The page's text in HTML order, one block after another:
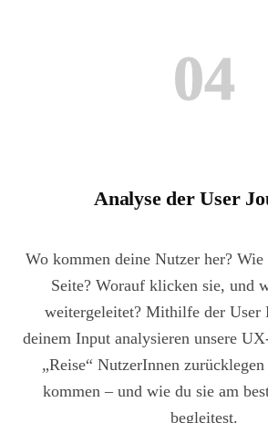
04
Analyse der User
Wo kommen deine Nutzer her?
Seite? Worauf klicken sie, und
weitergeleitet? Mithilfe der User
deinem Input analysieren unsere
„Reise“ NutzerInnen
kommen – und wie du sie am
begleitest.